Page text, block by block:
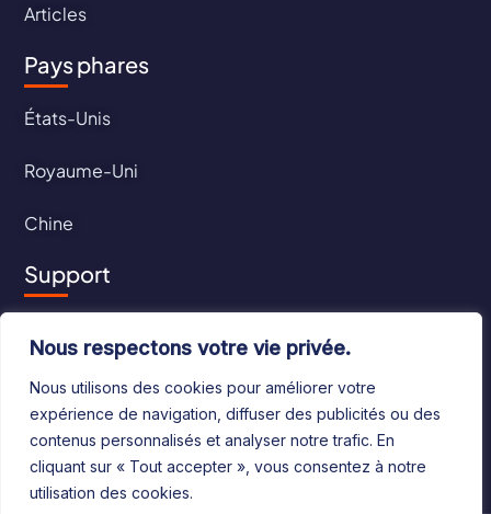
Nous respectons votre vie privée.
Nous utilisons des cookies pour améliorer votre
expérience de navigation, diffuser des publicités ou des
contenus personnalisés et analyser notre trafic. En
cliquant sur « Tout accepter », vous consentez à notre
utilisation des cookies.
Articles
Pays phares
États-Unis
Royaume-Uni
Chine
Support
CGU
CGV